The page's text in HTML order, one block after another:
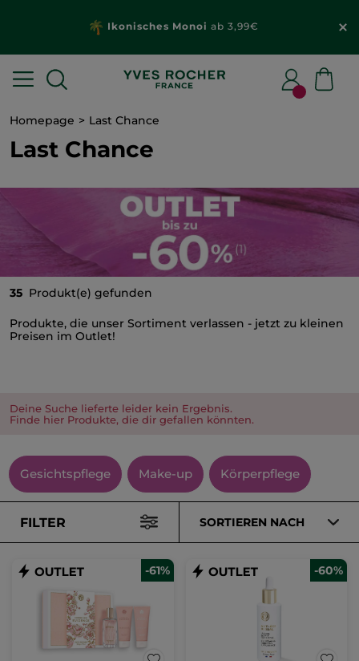
Ikonisches Monoi ab 3,99€
Homepage Last Chance
Last Chance
35 Produkt(e) gefunden
Produkte, die unser Sortiment verlassen - jetzt zu kleinen
Preisen im Outlet!
Deine Suche lieferte leider kein Ergebnis.
Finde hier Produkte, die dir gefallen könnten.
Gesichtspflege Make-up Körperpflege
FILTER SORTIEREN NACH
-61% -60%